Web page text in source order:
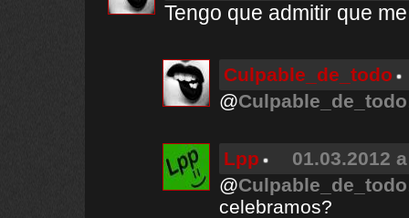
Tengo que admitir que
Culpable_de_todo
@Culpable_de_todo
Lpp
01.03.2012
@Culpable_de_todo
celebramos?